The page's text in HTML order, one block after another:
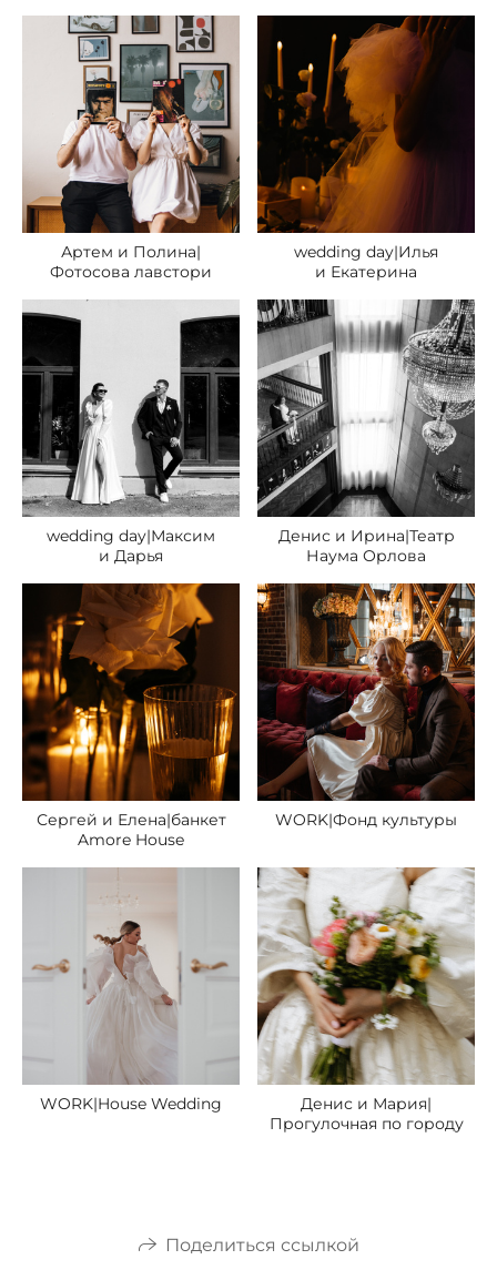
Артем и Полина|
Фотосова лавстори
wedding day|Илья
и Екатерина
wedding day|Максим
и Дарья
Денис и Ирина|Театр
Наума Орлова
Сергей и Елена|банкет
Amore House
WORK|Фонд культуры
WORK|House Wedding
Денис и Мария|
Прогулочная по городу
Поделиться ссылкой